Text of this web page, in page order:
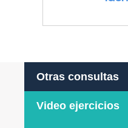
Otras consultas
Video ejercicios